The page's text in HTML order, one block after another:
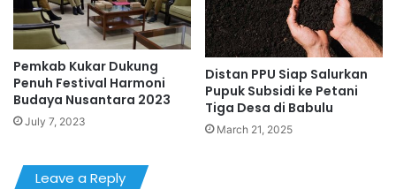
Pemkab Kukar Dukung
Penuh Festival Harmoni
Budaya Nusantara 2023
July 7, 2023
Distan PPU Siap Salurkan
Pupuk Subsidi ke Petani
Tiga Desa di Babulu
March 21, 2025
Leave a Reply